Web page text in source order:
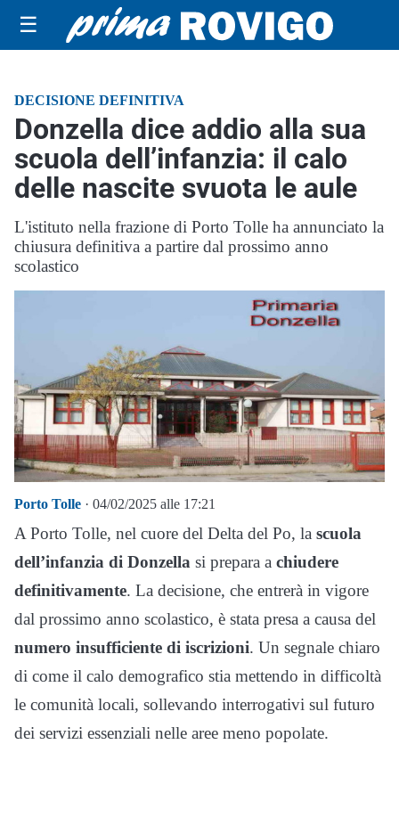
☰
DECISIONE DEFINITIVA
Donzella dice addio alla sua
scuola dell’infanzia: il calo
delle nascite svuota le aule
L'istituto nella frazione di Porto Tolle ha annunciato la
chiusura definitiva a partire dal prossimo anno
scolastico
Porto Tolle · 04/02/2025 alle 17:21
A Porto Tolle, nel cuore del Delta del Po, la scuola
dell’infanzia di Donzella si prepara a chiudere
definitivamente. La decisione, che entrerà in vigore
dal prossimo anno scolastico, è stata presa a causa del
numero insufficiente di iscrizioni. Un segnale chiaro
di come il calo demografico stia mettendo in difficoltà
le comunità locali, sollevando interrogativi sul futuro
dei servizi essenziali nelle aree meno popolate.